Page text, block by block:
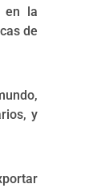
en la
de
y